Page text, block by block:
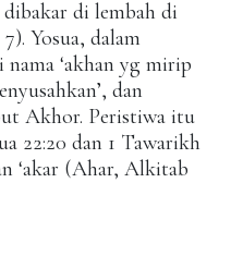
di lembah di
Yosua, dalam
‘akhan yg mirip
dan
Akhor. Peristiwa itu
22:20 dan 1 Tawarikh
‘akar (Ahar, Alkitab